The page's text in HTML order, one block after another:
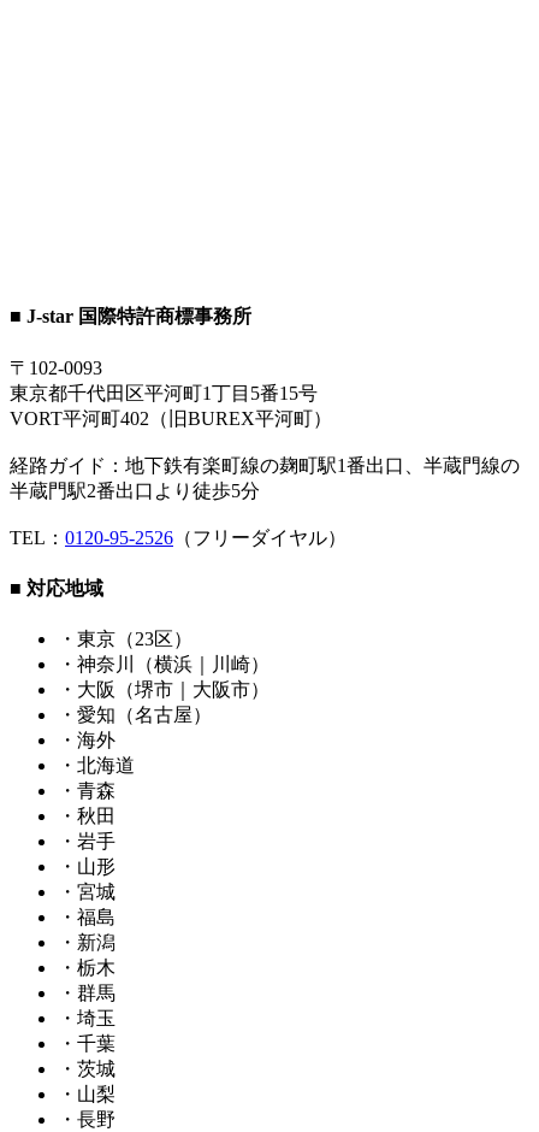
■ J-star 国際特許商標事務所
〒102-0093
東京都千代田区平河町1丁目5番15号
VORT平河町402（旧BUREX平河町）
経路ガイド：地下鉄有楽町線の麹町駅1番出口、半蔵門線の
半蔵門駅2番出口より徒歩5分
TEL： 0120-95-2526 （フリーダイヤル）
■ 対応地域
・東京（23区）
・神奈川（横浜｜川崎）
・大阪（堺市｜大阪市）
・愛知（名古屋）
・海外
・北海道
・青森
・秋田
・岩手
・山形
・宮城
・福島
・新潟
・栃木
・群馬
・埼玉
・千葉
・茨城
・山梨
・長野